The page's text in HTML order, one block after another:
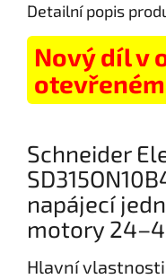
Detailní popis
Nový díl v
Schneider
napájecí
motory
Hlavní vlastnosti